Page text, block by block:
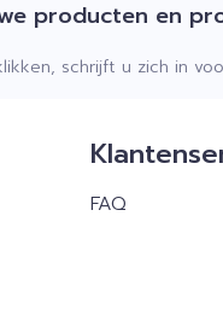
producten en
schrijft u zich in
FAQ